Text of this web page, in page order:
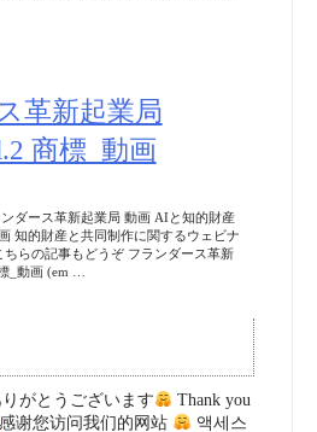
革新起業局
商標_動画
ダース革新起業局 動画 AIと知的財産
知的財産と共同制作に関するウェビナ
らの記事もどうぞ フランダース革新
_動画 (em …
がとうございます
Thank you
感谢您访问我们的网站
액세스